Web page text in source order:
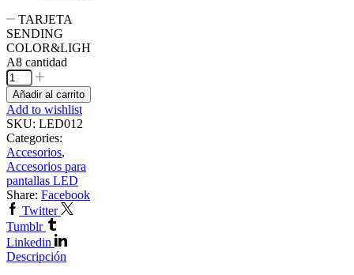
TARJETA
SENDING
COLOR&LIGH
A8 cantidad
Añadir al carrito
Add to wishlist
SKU: LED012
Categories:
Accesorios,
Accesorios para
pantallas LED
Share: Facebook
Twitter
Tumblr
Linkedin
Descripción